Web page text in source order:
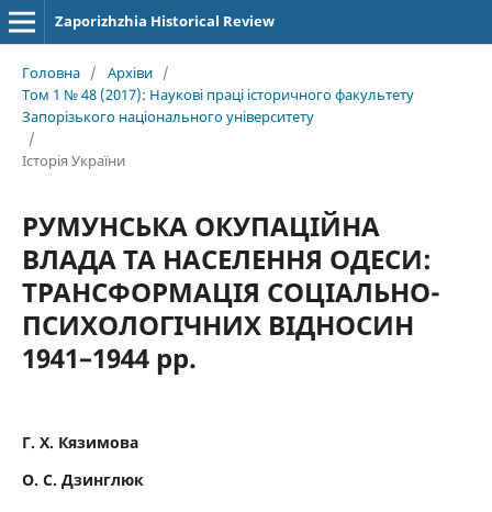
Zaporizhzhia Historical Review
Головна / Архіви /
Том 1 № 48 (2017): Наукові праці історичного факультету
Запорізького національного університету
/
Історія України
РУМУНСЬКА ОКУПАЦІЙНА
ВЛАДА ТА НАСЕЛЕННЯ ОДЕСИ:
ТРАНСФОРМАЦІЯ СОЦІАЛЬНО-
ПСИХОЛОГІЧНИХ ВІДНОСИН
1941–1944 рр.
Г. Х. Кязимова
О. С. Дзинглюк